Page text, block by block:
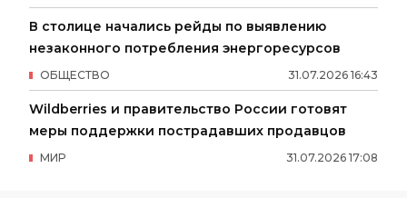
В столице начались рейды по выявлению
незаконного потребления энергоресурсов
31.07.2026 16:43
ОБЩЕСТВО
Wildberries и правительство России готовят
меры поддержки пострадавших продавцов
31.07.2026 17:08
МИР